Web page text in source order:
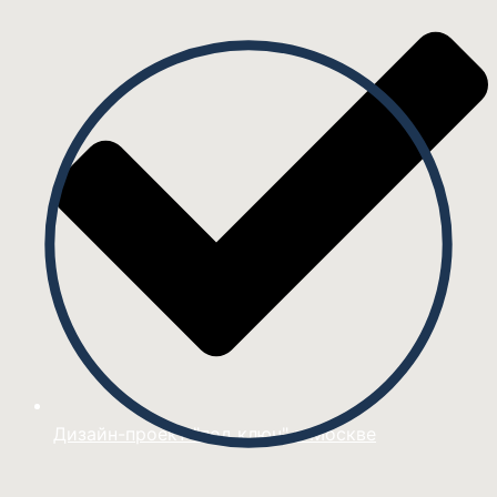
Дизайн-проект "под ключ" в Москве